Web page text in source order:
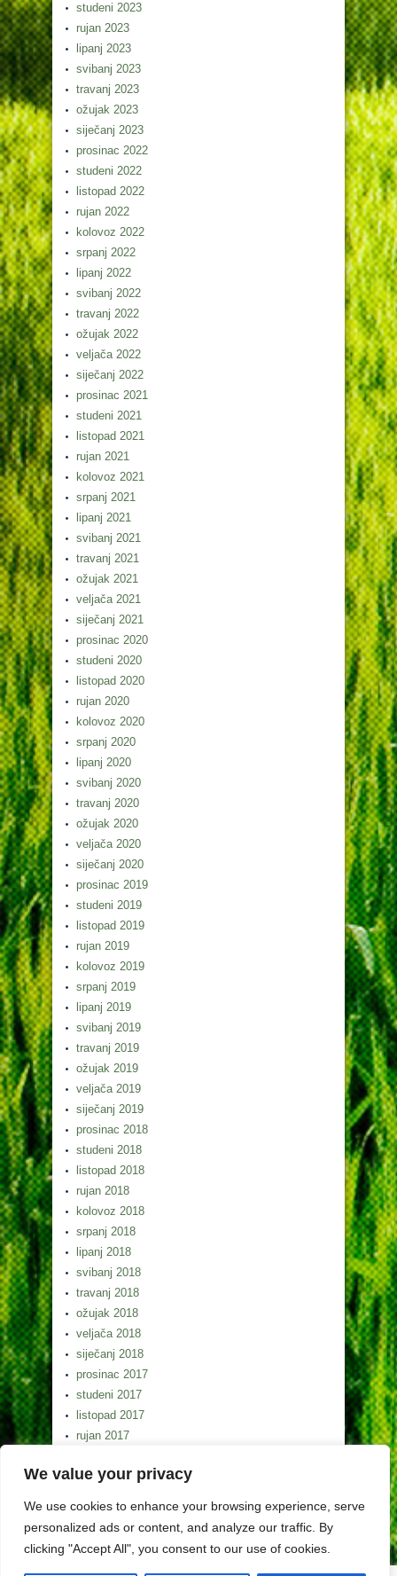
We value your privacy
We use cookies to enhance your browsing experience, serve
personalized ads or content, and analyze our traffic. By
clicking "Accept All", you consent to our use of cookies.
studeni 2023
rujan 2023
lipanj 2023
svibanj 2023
travanj 2023
ožujak 2023
siječanj 2023
prosinac 2022
studeni 2022
listopad 2022
rujan 2022
kolovoz 2022
srpanj 2022
lipanj 2022
svibanj 2022
travanj 2022
ožujak 2022
veljača 2022
siječanj 2022
prosinac 2021
studeni 2021
listopad 2021
rujan 2021
kolovoz 2021
srpanj 2021
lipanj 2021
svibanj 2021
travanj 2021
ožujak 2021
veljača 2021
siječanj 2021
prosinac 2020
studeni 2020
listopad 2020
rujan 2020
kolovoz 2020
srpanj 2020
lipanj 2020
svibanj 2020
travanj 2020
ožujak 2020
veljača 2020
siječanj 2020
prosinac 2019
studeni 2019
listopad 2019
rujan 2019
kolovoz 2019
srpanj 2019
lipanj 2019
svibanj 2019
travanj 2019
ožujak 2019
veljača 2019
siječanj 2019
prosinac 2018
studeni 2018
listopad 2018
rujan 2018
kolovoz 2018
srpanj 2018
lipanj 2018
svibanj 2018
travanj 2018
ožujak 2018
veljača 2018
siječanj 2018
prosinac 2017
studeni 2017
listopad 2017
rujan 2017
srpanj 2017